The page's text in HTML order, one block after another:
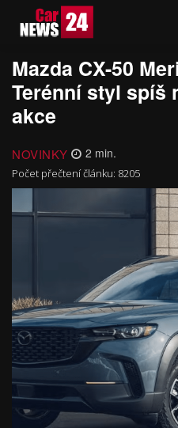
Mazda CX-50
Terénní styl spíš
akce
NOVINKY 2 min.
Počet přečtení článku: 8205